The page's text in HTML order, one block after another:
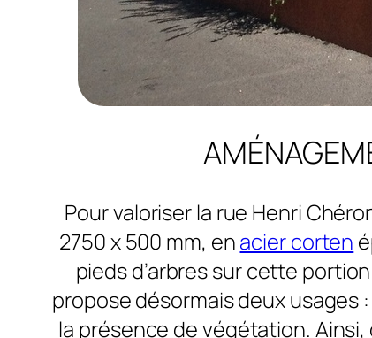
Pour valoriser la rue Henri
2750 x 500 mm, enacier corten
pieds d’arbres sur cette
propose désormais deux
la présence de végétation.